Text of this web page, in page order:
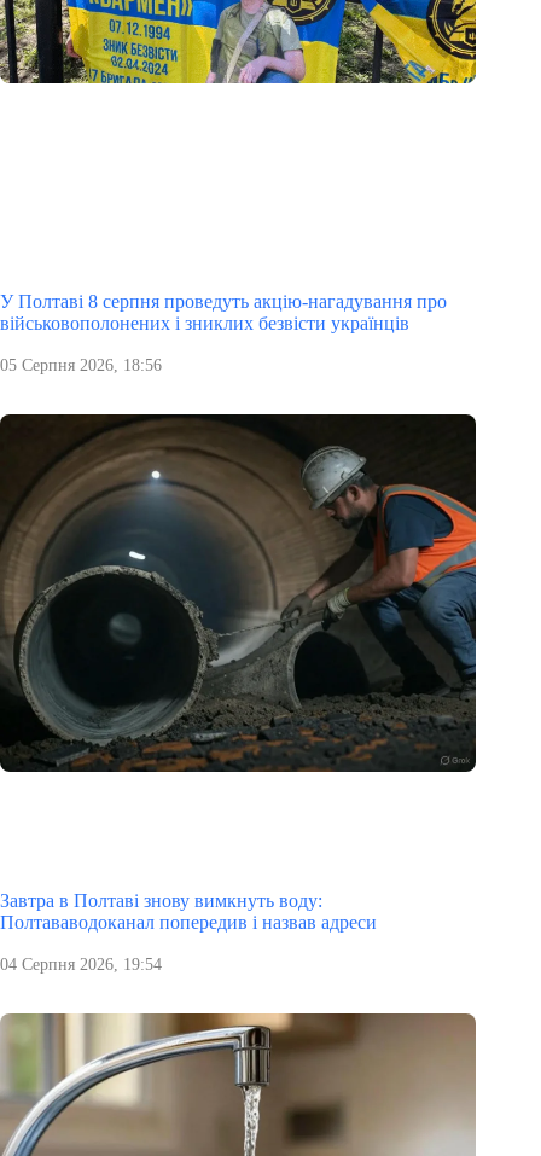
У Полтаві 8 серпня проведуть акцію-нагадування про
військовополонених і зниклих безвісти українців
05 Серпня 2026, 18:56
Завтра в Полтаві знову вимкнуть воду:
Полтававодоканал попередив і назвав адреси
04 Серпня 2026, 19:54